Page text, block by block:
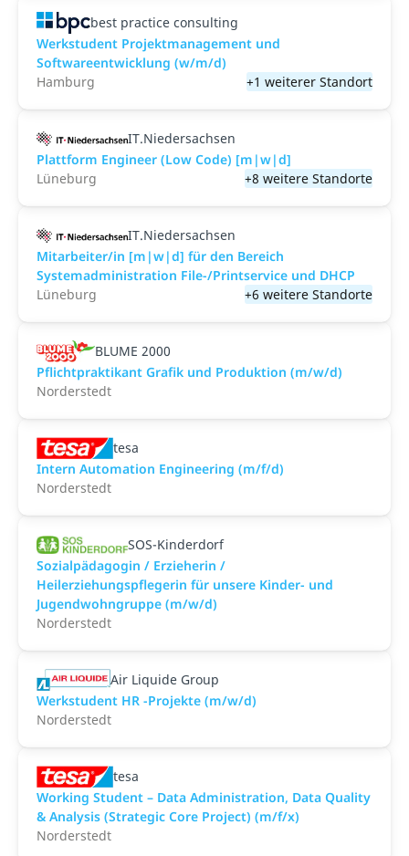
best practice consulting
Werkstudent Projektmanagement und
Softwareentwicklung (w/m/d)
Hamburg
+1 weiterer Standort
IT.Niedersachsen
Plattform Engineer (Low Code) [m|w|d]
Lüneburg
+8 weitere Standorte
IT.Niedersachsen
Mitarbeiter/in [m|w|d] für den Bereich
Systemadministration File-/Printservice und DHCP
Lüneburg
+6 weitere Standorte
BLUME 2000
Pflichtpraktikant Grafik und Produktion (m/w/d)
Norderstedt
tesa
Intern Automation Engineering (m/f/d)
Norderstedt
SOS-Kinderdorf
Sozialpädagogin / Erzieherin /
Heilerziehungspflegerin für unsere Kinder- und
Jugendwohngruppe (m/w/d)
Norderstedt
Air Liquide Group
Werkstudent HR -Projekte (m/w/d)
Norderstedt
tesa
Working Student – Data Administration, Data Quality
& Analysis (Strategic Core Project) (m/f/x)
Norderstedt